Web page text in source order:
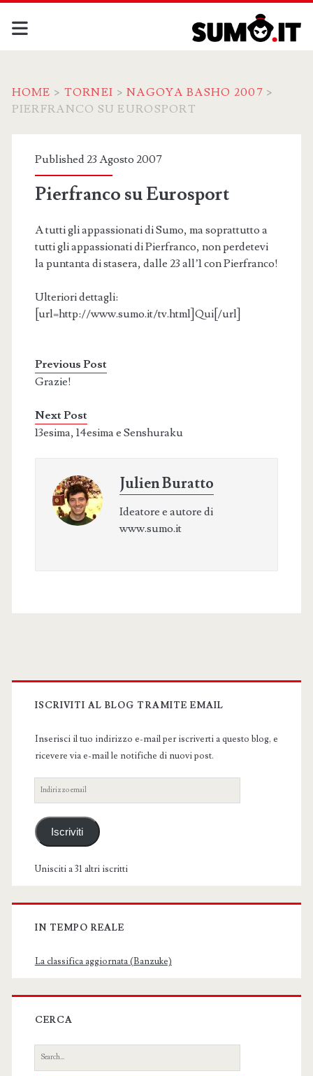
HOME > TORNEI >NAGOYA BASHO 2007 >
PIERFRANCO SU EUROSPORT
Published 23 Agosto 2007
Pierfranco su Eurosport
A tutti gli appassionati di Sumo, ma soprattutto a
tutti gli appassionati di Pierfranco, non perdetevi
la puntanta di stasera, dalle 23 all’1 con Pierfranco!
Ulteriori dettagli:
[url=http://www.sumo.it/tv.html]Qui[/url]
Previous Post
Grazie!
Next Post
13esima, 14esima e Senshuraku
Julien Buratto
Ideatore e autore di
www.sumo.it
Primary
Sidebar
ISCRIVITI AL BLOG TRAMITE EMAIL
Inserisci il tuo indirizzo e-mail per iscriverti a questo blog, e
ricevere via e-mail le notifiche di nuovi post.
Indirizzo
email
Iscriviti
Unisciti a 31 altri iscritti
IN TEMPO REALE
La classifica aggiornata (Banzuke)
CERCA
Search
for: